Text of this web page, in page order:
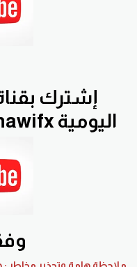
إشترك
اليومية Hennawifx على اليوتيوب